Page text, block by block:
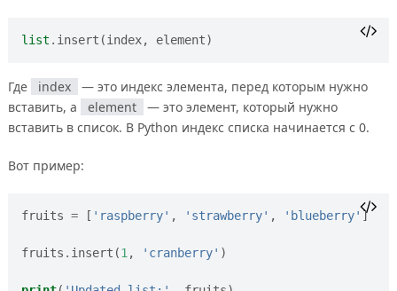
list . insert (index, element)
Где index
— это индекс элемента, перед которым нужно
вставить, а
element
— это элемент, который нужно
вставить в список. В Python индекс списка начинается с 0.
Вот пример:
fruits = [ 'raspberry' , 'strawberry' , 'blueberry' ]
fruits . insert (1, 'cranberry' )